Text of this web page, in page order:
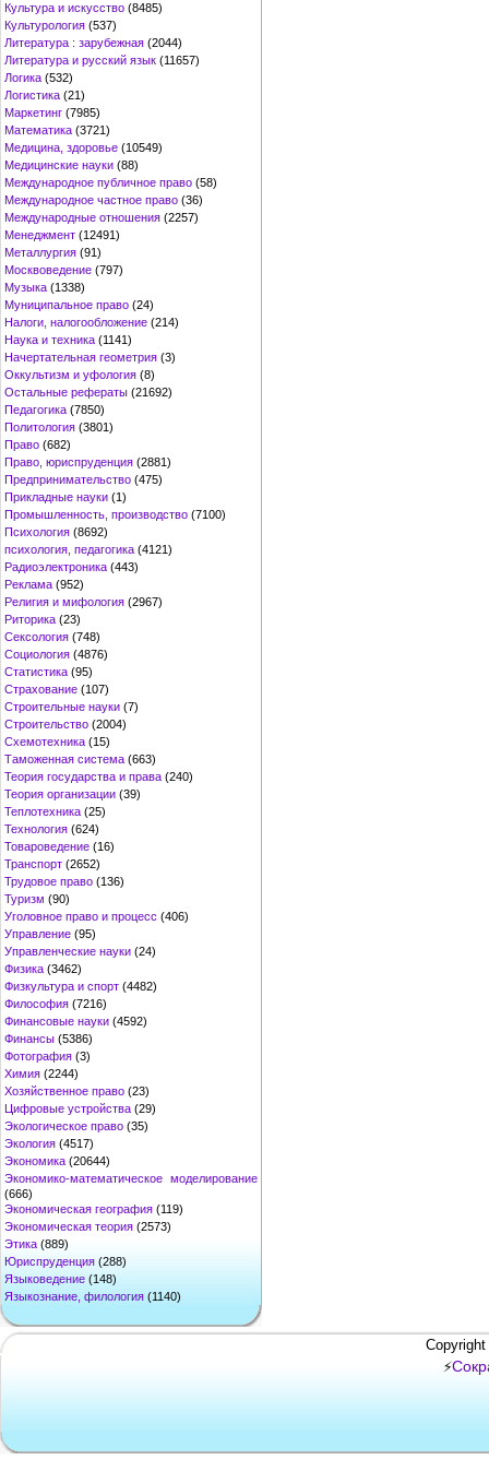
Культура и искусство (8485)
Культурология (537)
Литература : зарубежная (2044)
Литература и русский язык (11657)
Логика (532)
Логистика (21)
Маркетинг (7985)
Математика (3721)
Медицина, здоровье (10549)
Медицинские науки (88)
Международное публичное право (58)
Международное частное право (36)
Международные отношения (2257)
Менеджмент (12491)
Металлургия (91)
Москвоведение (797)
Музыка (1338)
Муниципальное право (24)
Налоги, налогообложение (214)
Наука и техника (1141)
Начертательная геометрия (3)
Оккультизм и уфология (8)
Остальные рефераты (21692)
Педагогика (7850)
Политология (3801)
Право (682)
Право, юриспруденция (2881)
Предпринимательство (475)
Прикладные науки (1)
Промышленность, производство (7100)
Психология (8692)
психология, педагогика (4121)
Радиоэлектроника (443)
Реклама (952)
Религия и мифология (2967)
Риторика (23)
Сексология (748)
Социология (4876)
Статистика (95)
Страхование (107)
Строительные науки (7)
Строительство (2004)
Схемотехника (15)
Таможенная система (663)
Теория государства и права (240)
Теория организации (39)
Теплотехника (25)
Технология (624)
Товароведение (16)
Транспорт (2652)
Трудовое право (136)
Туризм (90)
Уголовное право и процесс (406)
Управление (95)
Управленческие науки (24)
Физика (3462)
Физкультура и спорт (4482)
Философия (7216)
Финансовые науки (4592)
Финансы (5386)
Фотография (3)
Химия (2244)
Хозяйственное право (23)
Цифровые устройства (29)
Экологическое право (35)
Экология (4517)
Экономика (20644)
Экономико-математическое моделирование
(666)
Экономическая география (119)
Экономическая теория (2573)
Этика (889)
Юриспруденция (288)
Языковедение (148)
Языкознание, филология (1140)
⚡